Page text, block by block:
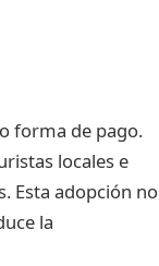
forma de pago.
locales e
Esta adopción no
la